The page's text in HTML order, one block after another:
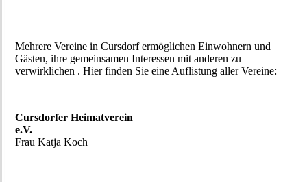
Mehrere Vereine in Cursdorf ermöglichen Einwohnern und
Gästen, ihre gemeinsamen Interessen mit anderen zu
verwirklichen . Hier finden Sie eine Auflistung aller Vereine:
Cursdorfer Heimatverein
e.V.
Frau Katja Koch